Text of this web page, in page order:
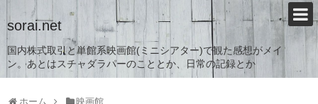
sorai.net
国内株式取引と単館系映画館(ミニシアター)で観た感想がメイ
ン。あとはスチャダラパーのこととか、日常の記録とか
ホーム 映画館